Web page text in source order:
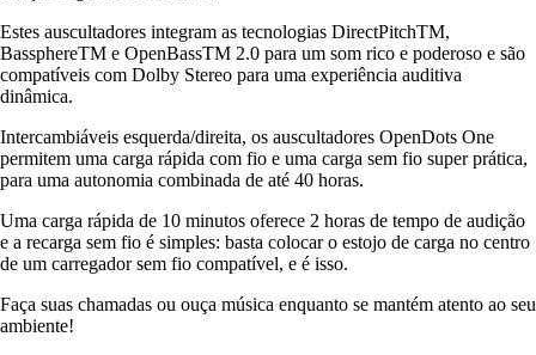
Estes auscultadores integram as tecnologias DirectPitchTM,
BassphereTM e OpenBassTM 2.0 para um som rico e poderoso e são
compatíveis com Dolby Stereo para uma experiência auditiva
dinâmica.
Intercambiáveis esquerda/direita, os auscultadores OpenDots One
permitem uma carga rápida com fio e uma carga sem fio super prática,
para uma autonomia combinada de até 40 horas.
Uma carga rápida de 10 minutos oferece 2 horas de tempo de audição
e a recarga sem fio é simples: basta colocar o estojo de carga no centro
de um carregador sem fio compatível, e é isso.
Faça suas chamadas ou ouça música enquanto se mantém atento ao seu
ambiente!